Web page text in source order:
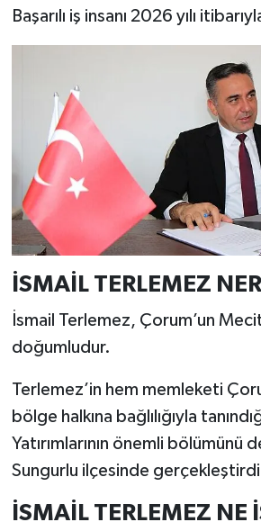
Başarılı iş insanı 2026 yılı
İSMAİL TERLEMEZ
İsmail Terlemez, Çorum’un
doğumludur.
Terlemez’in hem memleketi
bölge halkına bağlılığıyla
Yatırımlarının önemli bölümünü
Sungurlu ilçesinde
İSMAİL TERLEMEZ NE